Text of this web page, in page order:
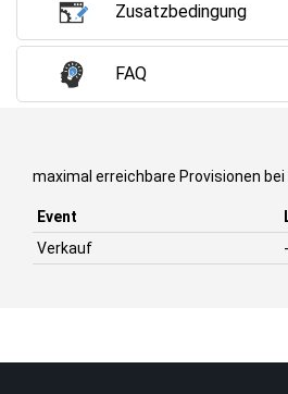
Zusatzbedingung
FAQ
maximal erreichbare Provisionen bei
Event
Verkauf
-